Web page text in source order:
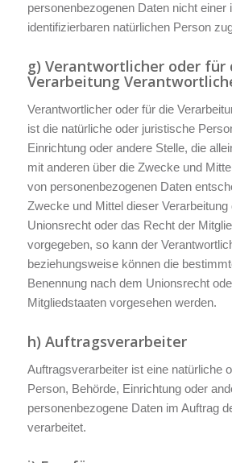
personenbezogenen Daten nicht einer
identifizierbaren natürlichen Person
g) Verantwortlicher oder für
Verarbeitung
Verantwortlicher oder für die
ist die natürliche oder juristische
Einrichtung oder andere Stelle, die
mit anderen über die Zwecke und
von personenbezogenen Daten
Zwecke und Mittel dieser Verarbeitung
Unionsrecht oder das Recht der
vorgegeben, so kann der
beziehungsweise können die
Benennung nach dem Unionsrecht
Mitgliedstaaten vorgesehen werden.
h) Auftragsverarbeiter
Auftragsverarbeiter ist eine natürliche
Person, Behörde, Einrichtung oder
personenbezogene Daten im Auftrag
verarbeitet.